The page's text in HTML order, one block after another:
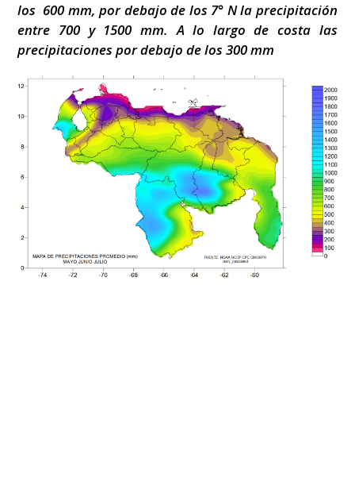
los 600 mm, por debajo de los 7° N la precipitación
entre 700 y 1500 mm. A lo largo de costa las
precipitaciones por debajo de los 300 mm